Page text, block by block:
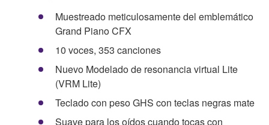
Muestreado meticulosamente del emblemático
Grand Piano CFX
10 voces, 353 canciones
Nuevo Modelado de resonancia virtual Lite
(VRM Lite)
Teclado con peso GHS con teclas negras mate
Suave para los oídos cuando tocas con